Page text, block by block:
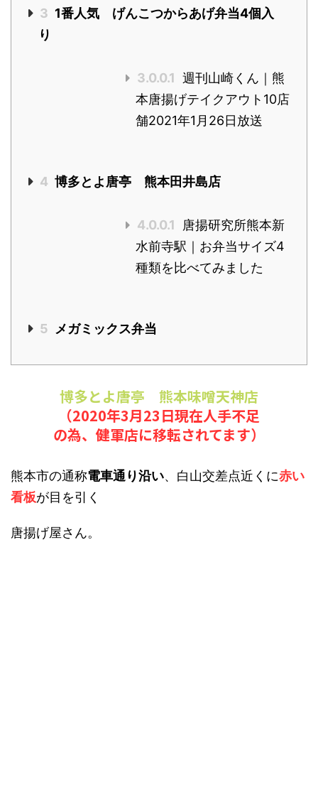
3 1番人気 げんこつからあげ弁当4個入
り
3.0.0.1 週刊山崎くん｜熊
本唐揚げテイクアウト10店
舗2021年1月26日放送
4 博多とよ唐亭 熊本田井島店
4.0.0.1
唐揚研究所熊本新
水前寺駅｜お弁当サイズ4
種類を比べてみました
5 メガミックス弁当
博多とよ唐亭 熊本味噌天神店
（2020年3月23日現在人手不足
の為、健軍店に移転されてます）
熊本市の通称電車通り沿い、白山交差点近くに赤い
看板が目を引く
唐揚げ屋さん。